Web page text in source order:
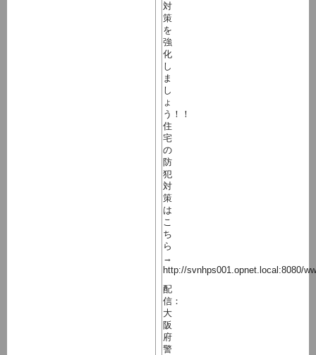
対
策
を
強
化
し
ま
し
ょ
う！！
住
宅
の
防
犯
対
策
は
こ
ち
ら
→
http://svnhps001.opnet.local:8080/
配
信：
大
阪
府
警